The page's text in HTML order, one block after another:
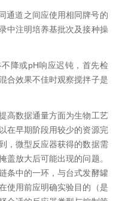
道之间应使用相同牌号的
中注明培养基批次及接种操
降或pH响应迟钝，首先检
合效果不佳时观察搅拌子是
数据通量方面为生物工艺
在早期阶段用较少的资源完
，微型反应器获得的数据需
放大后可能出现的问题。
条中的一环，与台式发酵罐
使用前应明确实验目的（是